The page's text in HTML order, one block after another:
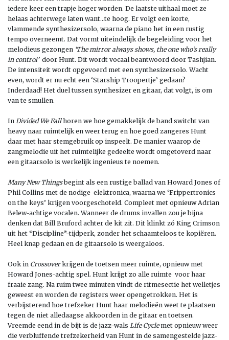
iedere keer een trapje hoger worden. De laatste uithaal moet ze
helaas achterwege laten want…te hoog. Er volgt een korte,
vlammende synthesizersolo, waarna de piano het in een rustig
tempo overneemt. Dat vormt uiteindelijk de begeleiding voor het
melodieus gezongen ‘The mirror always shows, the one who’s really
in control’door Hunt. Dit wordt vocaal beantwoord door Tashjian.
De intensiteit wordt opgevoerd met een synthesizersolo. Wacht
even, wordt er nu echt een ‘Starship Troopertje’ gedaan?
Inderdaad! Het duel tussen synthesizer en gitaar, dat volgt, is om
van te smullen.
In Divided We Fallhoren we hoe gemakkelijk de band switcht van
heavy naar ruimtelijk en weer terug en hoe goed zangeres Hunt
daar met haar stemgebruik op inspeelt. De manier waarop de
zangmelodie uit het ruimtelijke gedeelte wordt omgetoverd naar
een gitaarsolo is werkelijk ingenieus te noemen.
Many New Thingsbegint als een rustige ballad van Howard Jones of
Phil Collins met de nodige elektronica, waarna we ‘Frippertronics
on the keys’ krijgen voorgeschoteld. Compleet met opnieuw Adrian
Belew-achtige vocalen. Wanneer de drums invallen zou je bijna
denken dat Bill Bruford achter de kit zit. Dit klinkt zó King Crimson
uit het “Discipline”-tijdperk, zonder het schaamteloos te kopiëren.
Heel knap gedaan en de gitaarsolo is weergaloos.
Ook in Crossoverkrijgen de toetsen meer ruimte, opnieuw met
Howard Jones-achtig spel. Hunt krijgt zo alle ruimte voor haar
fraaie zang. Na ruim twee minuten vindt de ritmesectie het welletjes
geweest en worden de registers weer opengetrokken. Het is
verbijsterend hoe trefzeker Hunt haar melodieën weet te plaatsen
tegen de niet alledaagse akkoorden in de gitaar en toetsen.
Vreemde eend in de bijt is de jazz-wals Life Cyclemet opnieuw weer
die verbluffende trefzekerheid van Hunt in de samengestelde jazz-